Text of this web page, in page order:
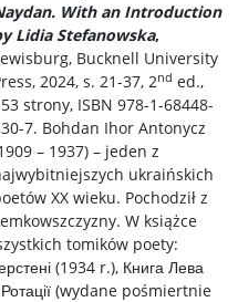
With an Introduction
Lidia Stefanowska,
Bucknell University
2024, s. 21-37, 2nd ed.,
strony, ISBN 978-1-68448-
7. Bohdan Ihor Antonycz
– 1937) – jeden z
ukraińskich
XX wieku. Pochodził z
W książce
tomików poety:
(1934 r.), Книга Лева
(wydane pośmiertnie